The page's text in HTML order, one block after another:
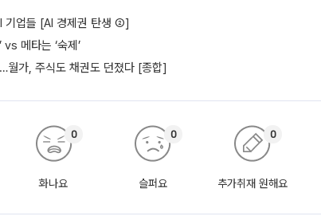
기업들 [AI 경제권 탄생 ②]
메타는 ‘숙제’
월가, 주식도 채권도 던졌다 [종합]
화나요
0
슬퍼요
0
추가취재 원해요
0